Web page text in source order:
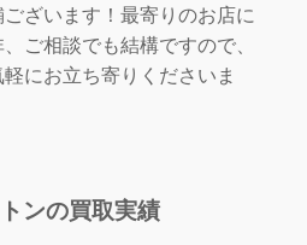
ございます！最寄りのお店に
、ご相談でも結構ですので、
軽にお立ち寄りくださいま
ンの買取実績